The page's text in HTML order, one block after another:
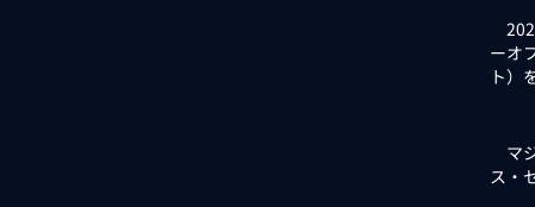
ーオ
ト）
マ
ス・